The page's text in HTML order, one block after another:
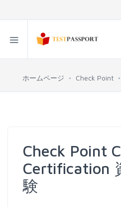
ホームページ Check Point
Check Point
Certification
験